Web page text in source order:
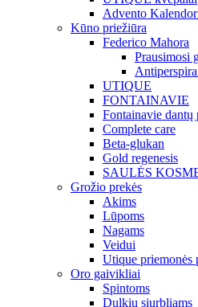
Advento
Kūno priežiūra
Federico Mahora
Prausimosi
UTIQUE
FONTAINAVIE
Fontainavie dantų
Complete care
Beta-glukan
Gold regenesis
SAULĖS
Grožio prekės
Akims
Lūpoms
Nagams
Veidui
Utique priemonės
Oro gaivikliai
Spintoms
Dulkių siurbliams